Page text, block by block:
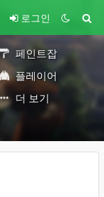
로그인
페인트잡
플레이어
더 보기